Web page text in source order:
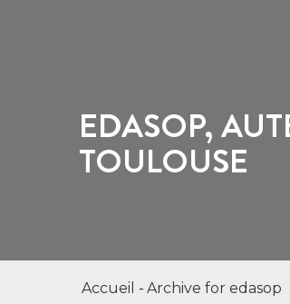
EDASOP,
TOULOUSE
Accueil Archive for edasop